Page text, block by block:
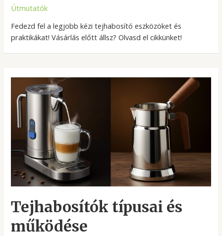
Útmutatók
Fedezd fel a legjobb kézi tejhabosító eszközöket és
praktikákat! Vásárlás előtt állsz? Olvasd el cikkünket!
Tejhabosítók típusai és
működése